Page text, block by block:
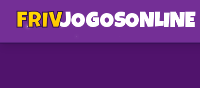
FRIVJOGOSONLINE